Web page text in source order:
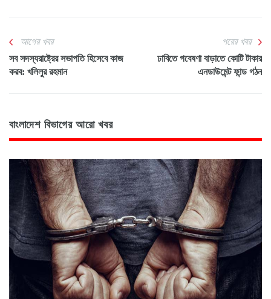
আগের খবর
সব সদস্যরাষ্ট্রের সভাপতি হিসেবে কাজ
করব: খলিলুর রহমান
পরের খবর
ঢাবিতে গবেষণা বাড়াতে কোটি টাকার
এনডাউমেন্ট ফান্ড গঠন
বাংলাদেশ বিভাগের আরো খবর